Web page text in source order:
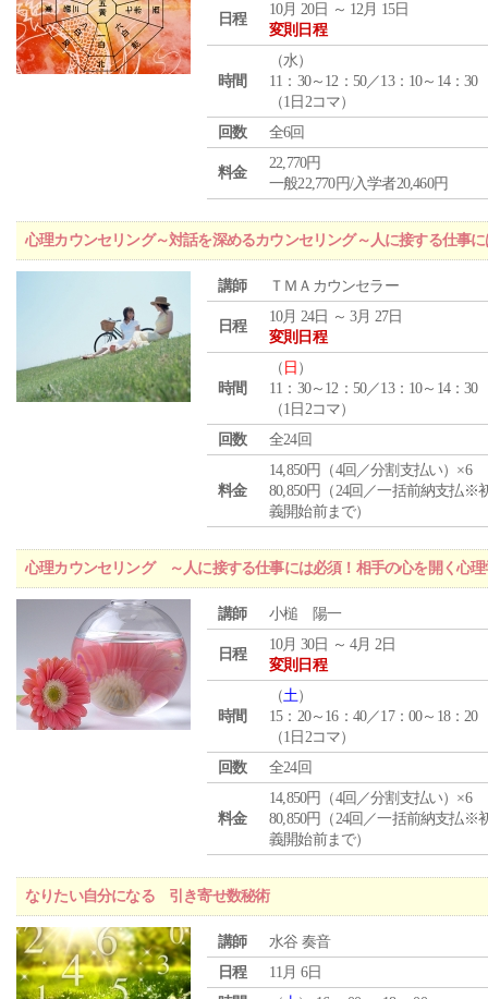
日程
10月 20日 ～ 12月 15日
変則日程
時間
（水）
11：30～12：50／13：10～14：30
（1日2コマ）
回数
全6回
料金
22,770円
一般22,770円/入学者20,460円
心理カウンセリング～対話を深めるカウンセリング～人に接する仕事
講師 ＴＭＡカウンセラー
日程
10月 24日 ～ 3月 27日
変則日程
時間
（ 日 ）
11：30～12：50／13：10～14：30
（1日2コマ）
回数
全24回
料金
14,850円（4回／分割支払い）×6
80,850円（24回／一括前納支払※
義開始前まで）
心理カウンセリング ～人に接する仕事には必須！相手の心を開く心理
講師 小槌 陽一
日程
10月 30日 ～ 4月 2日
変則日程
時間
（土）
15：20～16：40／17：00～18：20
（1日2コマ）
回数
全24回
料金
14,850円（4回／分割支払い）×6
80,850円（24回／一括前納支払※
義開始前まで）
なりたい自分になる 引き寄せ数秘術
講師
水谷 奏音
日程
11月 6日